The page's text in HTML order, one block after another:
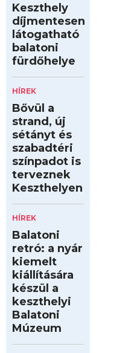
Keszthely
díjmentesen
látogatható
balatoni
fürdőhelye
HÍREK
Bővül a
strand, új
sétányt és
szabadtéri
színpadot is
terveznek
Keszthelyen
HÍREK
Balatoni
retró: a nyár
kiemelt
kiállítására
készül a
keszthelyi
Balatoni
Múzeum